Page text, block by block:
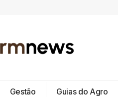
Gestão Guias do Agro